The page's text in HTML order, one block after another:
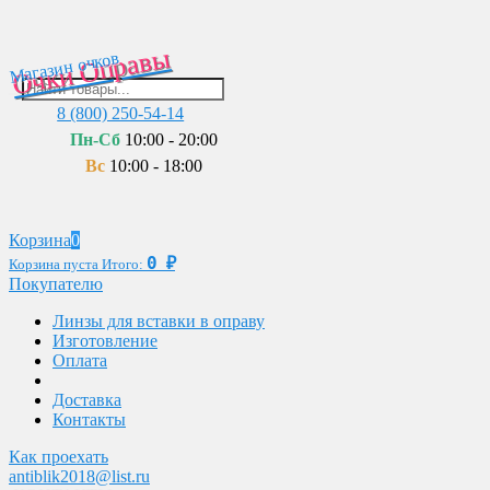
Очки Оправы
Магазин очков
8 (800) 250-54-14
Пн-Сб 10:00 - 20:00
Вс 10:00 - 18:00
Корзина0
Корзина пуста Итого: 0 ₽
Покупателю
Линзы для вставки в оправу
Изготовление
Оплата
Доставка
Контакты
Как проехать
antiblik2018@list.ru